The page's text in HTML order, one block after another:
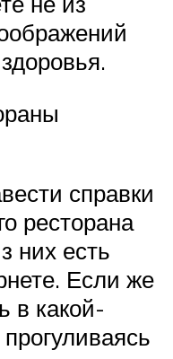
справки
ресторана
них есть
Если же
в какой-